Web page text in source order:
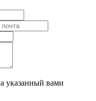
указанный вами